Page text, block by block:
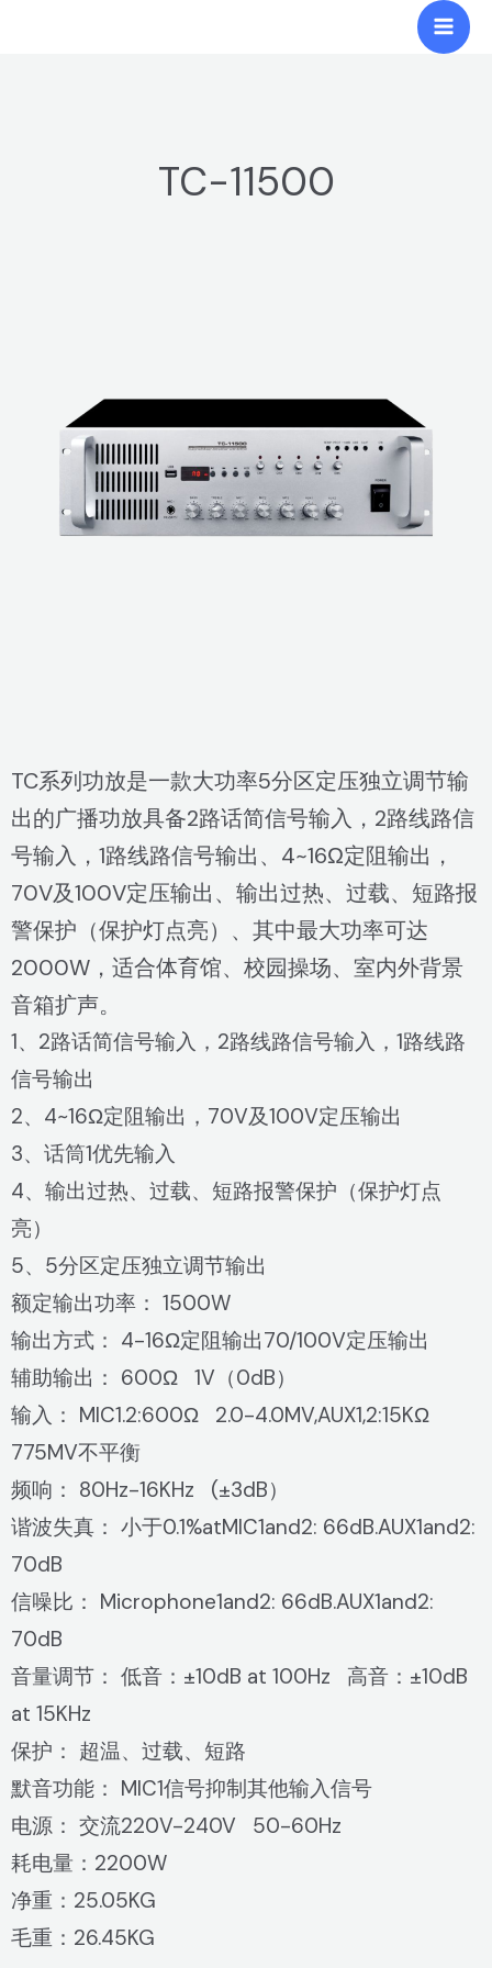
TC-11500
TC系列功放是一款大功率5分区定压独立调节输
出的广播功放具备2路话简信号输入，2路线路信
号输入，1路线路信号输出、4~16Ω定阻输出，
70V及100V定压输出、输出过热、过载、短路报
警保护（保护灯点亮）、其中最大功率可达
2000W，适合体育馆、校园操场、室内外背景
音箱扩声。
1、2路话简信号输入，2路线路信号输入，1路线路
信号输出
2、4~16Ω定阻输出，70V及100V定压输出
3、话筒1优先输入
4、输出过热、过载、短路报警保护（保护灯点
亮）
5、5分区定压独立调节输出
额定输出功率： 1500W
输出方式： 4-16Ω定阻输出70/100V定压输出
辅助输出： 600Ω 1V（0dB）
输入： MIC1.2:600Ω 2.0-4.0MV,AUX1,2:15KΩ
775MV不平衡
频响： 80Hz-16KHz (±3dB）
谐波失真： 小于0.1%atMIC1and2: 66dB.AUX1and2:
70dB
信噪比： Microphone1and2: 66dB.AUX1and2:
70dB
音量调节： 低音：±10dB at 100Hz 高音：±10dB
at 15KHz
保护： 超温、过载、短路
默音功能： MIC1信号抑制其他输入信号
电源： 交流220V-240V 50-60Hz
耗电量：2200W
净重：25.05KG
毛重：26.45KG